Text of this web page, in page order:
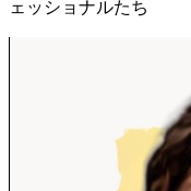
ェッショナルたち